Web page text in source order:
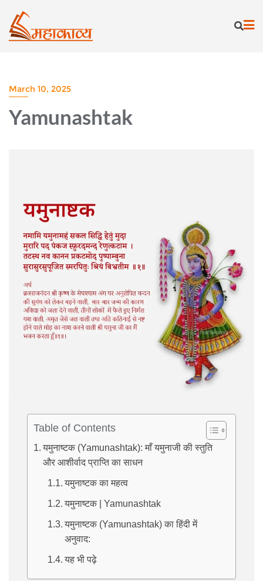
content
March 10, 2025
Yamunashtak
Table of Contents
यमुनाष्टक (Yamunashtak): माँ यमुनाजी की स्तुति
और आशीर्वाद प्राप्ति का साधन
यमुनाष्टक का महत्व
यमुनाष्टक | Yamunashtak
यमुनाष्टक (Yamunashtak) का हिंदी में
अनुवाद:
यह भी पढ़े